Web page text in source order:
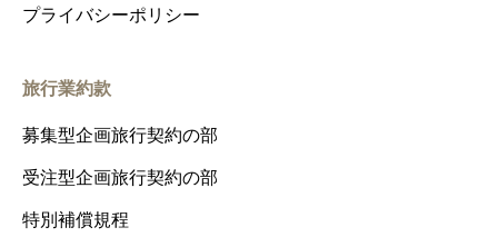
プライバシーポリシー
旅行業約款
募集型企画旅行契約の部
受注型企画旅行契約の部
特別補償規程